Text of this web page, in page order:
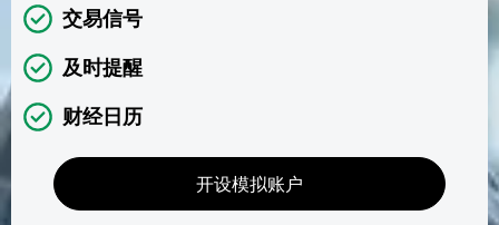
交易信号
及时提醒
财经日历